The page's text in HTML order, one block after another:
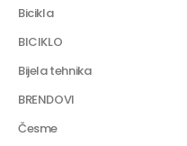
Bicikla
BICIKLO
Bijela tehnika
BRENDOVI
Česme